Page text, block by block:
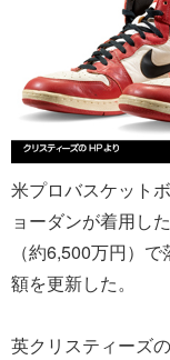
米プロバスケット
ョーダンが着用し
（約6,500万円）
額を更新した。
英クリスティーズ